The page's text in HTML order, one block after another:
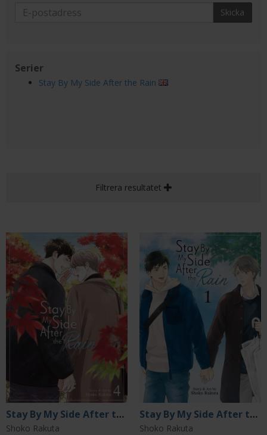
Skicka
Serier
Stay By My Side After the Rain
Filtrera resultatet
Stay By My Side After the Rain Vol. 4
Shoko Rakuta
Stay By My Side After the Rain Vol. 1
Shoko Rakuta